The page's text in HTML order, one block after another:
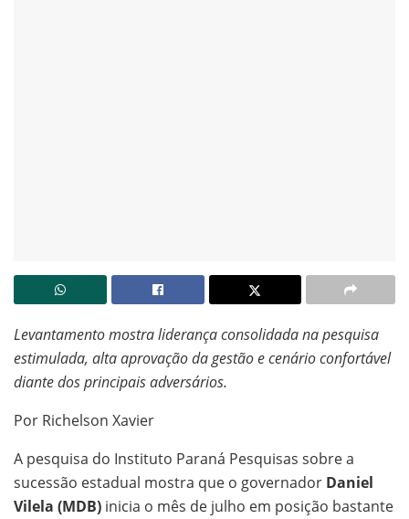
Levantamento mostra liderança consolidada na pesquisa
estimulada, alta aprovação da gestão e cenário confortável
diante dos principais adversários.
Por Richelson Xavier
A pesquisa do Instituto Paraná Pesquisas sobre a
sucessão estadual mostra que o governador Daniel
Vilela (MDB) inicia o mês de julho em posição bastante